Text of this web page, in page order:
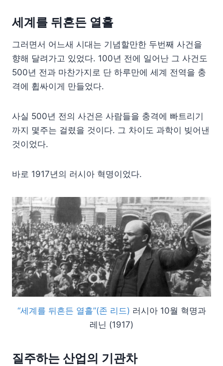
세계를 뒤흔든 열흘
그러면서 어느새 시대는 기념할만한 두번째 사건을
향해 달려가고 있었다. 100년 전에 일어난 그 사건도
500년 전과 마찬가지로 단 하루만에 세계 전역을 충
격에 휩싸이게 만들었다.
사실 500년 전의 사건은 사람들을 충격에 빠트리기
까지 몇주는 걸렸을 것이다. 그 차이도 과학이 빚어낸
것이었다.
바로 1917년의 러시아 혁명이었다.
“세계를 뒤흔든 열흘”(존 리드) 러시아 10월 혁명과
레닌 (1917)
질주하는 산업의 기관차